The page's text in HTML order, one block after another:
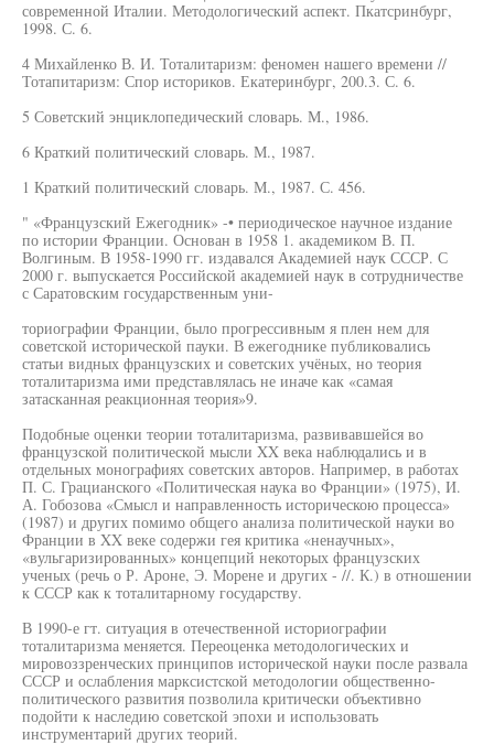
современной Италии. Методологический аспект. Пкатсринбург,
1998. С. 6.
4 Михайленко В. И. Тоталитаризм: феномен нашего времени //
Тотапитаризм: Спор историков. Екатеринбург, 200.3. С. 6.
5 Советский энциклопедический словарь. М., 1986.
6 Краткий политический словарь. М., 1987.
1 Краткий политический словарь. М., 1987. С. 456.
" «Французский Ежегодник» -• периодическое научное издание
по истории Франции. Основан в 1958 1. академиком В. П.
Волгиным. В 1958-1990 гг. издавался Академией наук СССР. С
2000 г. выпускается Российской академией наук в сотрудничестве
с Саратовским государственным уни-
ториографии Франции, было прогрессивным я плен нем для
советской исторической пауки. В ежегоднике публиковались
статьи видных французских и советских учёных, но теория
тоталитаризма ими представлялась не иначе как «самая
затасканная реакционная теория»9.
Подобные оценки теории тоталитаризма, развивавшейся во
французской политической мысли XX века наблюдались и в
отдельных монографиях советских авторов. Например, в работах
П. С. Грацианского «Политическая наука во Франции» (1975), И.
А. Гобозова «Смысл и направленность историческою процесса»
(1987) и других помимо общего анализа политической науки во
Франции в XX веке содержи гея критика «ненаучных»,
«вульгаризированных» концепций некоторых французских
ученых (речь о Р. Ароне, Э. Морене и других - //. К.) в отношении
к СССР как к тоталитарному государству.
В 1990-е гт. ситуация в отечественной историографии
тоталитаризма меняется. Переоценка методологических и
мировоззренческих принципов исторической науки после развала
СССР и ослабления марксистской методологии общественно-
политического развития позволила критически объективно
подойти к наследию советской эпохи и использовать
инструментарий других теорий.